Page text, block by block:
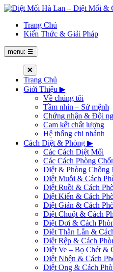
Trang Chủ
Kiến Thức & Giải Pháp
menu: ☰
❌
Trang Chủ
Giới Thiệu ▶
Về chúng tôi
Tầm nhìn – Sứ mệnh
Chứng nhận & Đội
Cam kết chất lượng
Hệ thống chi nhánh
Cách Diệt & Phòng ▶
Các Cách Diệt Mối
Các Cách Phòng
Diệt & Phòng Chống
Diệt Muỗi & Cách
Diệt Ruồi & Cách
Diệt Kiến & Cách
Diệt Gián & Cách
Diệt Chuột & Cách
Diệt Dơi & Cách
Diệt Thằn Lằn &
Diệt Rệp & Cách
Diệt Ve – Bọ Chét &
Diệt Nhện & Cách
Diệt Ong & Cách